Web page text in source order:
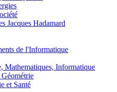
Hadamard
de l'Informatique
Informatique
et Santé